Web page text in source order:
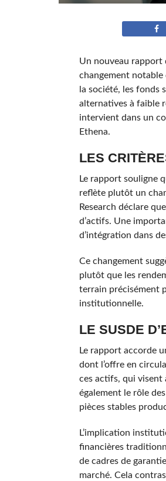
Un nouveau rapport
changement notable
la société, les fonds
alternatives à faible
intervient dans un
Ethena.
LES
Le rapport souligne
reflète plutôt un
Research déclare
d’actifs. Une
d’intégration dans
Ce changement
plutôt que les
terrain précisément
institutionnelle.
LE SUSDE
Le rapport accorde
dont l’offre en
ces actifs, qui visent
également le rôle
pièces stables
L’implication
financières
de cadres de
marché. Cela